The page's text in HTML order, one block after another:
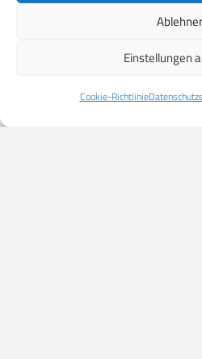
Einstellungen
Cookie-Richtlinie
US Army:
Battelle ist